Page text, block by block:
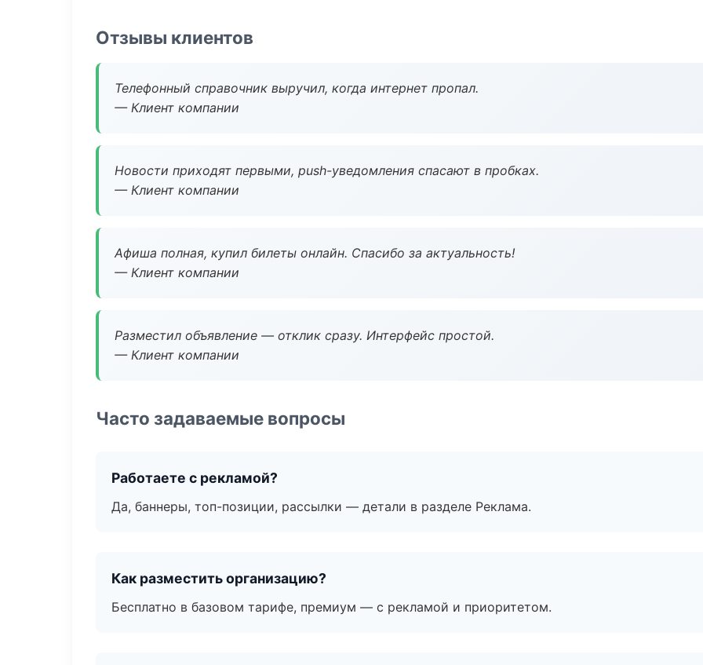
Отзывы клиентов
Телефонный справочник выручил, когда интернет пропал.
— Клиент компании
Новости приходят первыми, push-уведомления спасают в пробках.
— Клиент компании
Афиша полная, купил билеты онлайн. Спасибо за актуальность!
— Клиент компании
Разместил объявление — отклик сразу. Интерфейс простой.
— Клиент компании
Часто задаваемые вопросы
Работаете с рекламой?
Да, баннеры, топ-позиции, рассылки — детали в разделе Реклама.
Как разместить организацию?
Бесплатно в базовом тарифе, премиум — с рекламой и приоритетом.